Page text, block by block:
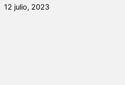
12 julio, 2023